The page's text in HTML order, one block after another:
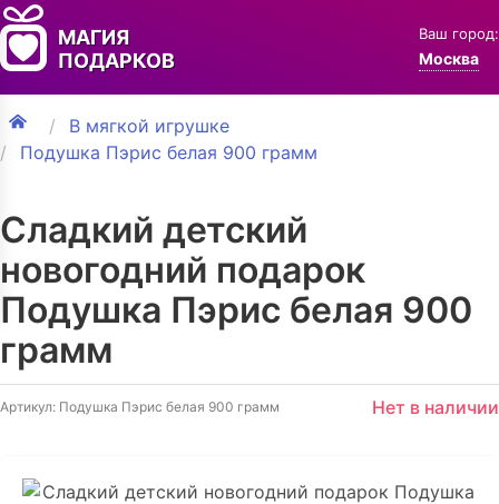
МАГИЯ
ПОДАРКОВ
Ваш город:
Москва
В мягкой игрушке
Подушка Пэрис белая 900 грамм
Сладкий детский
новогодний подарок
Подушка Пэрис белая 900
грамм
Артикул: Подушка Пэрис белая 900 грамм Нет в наличии